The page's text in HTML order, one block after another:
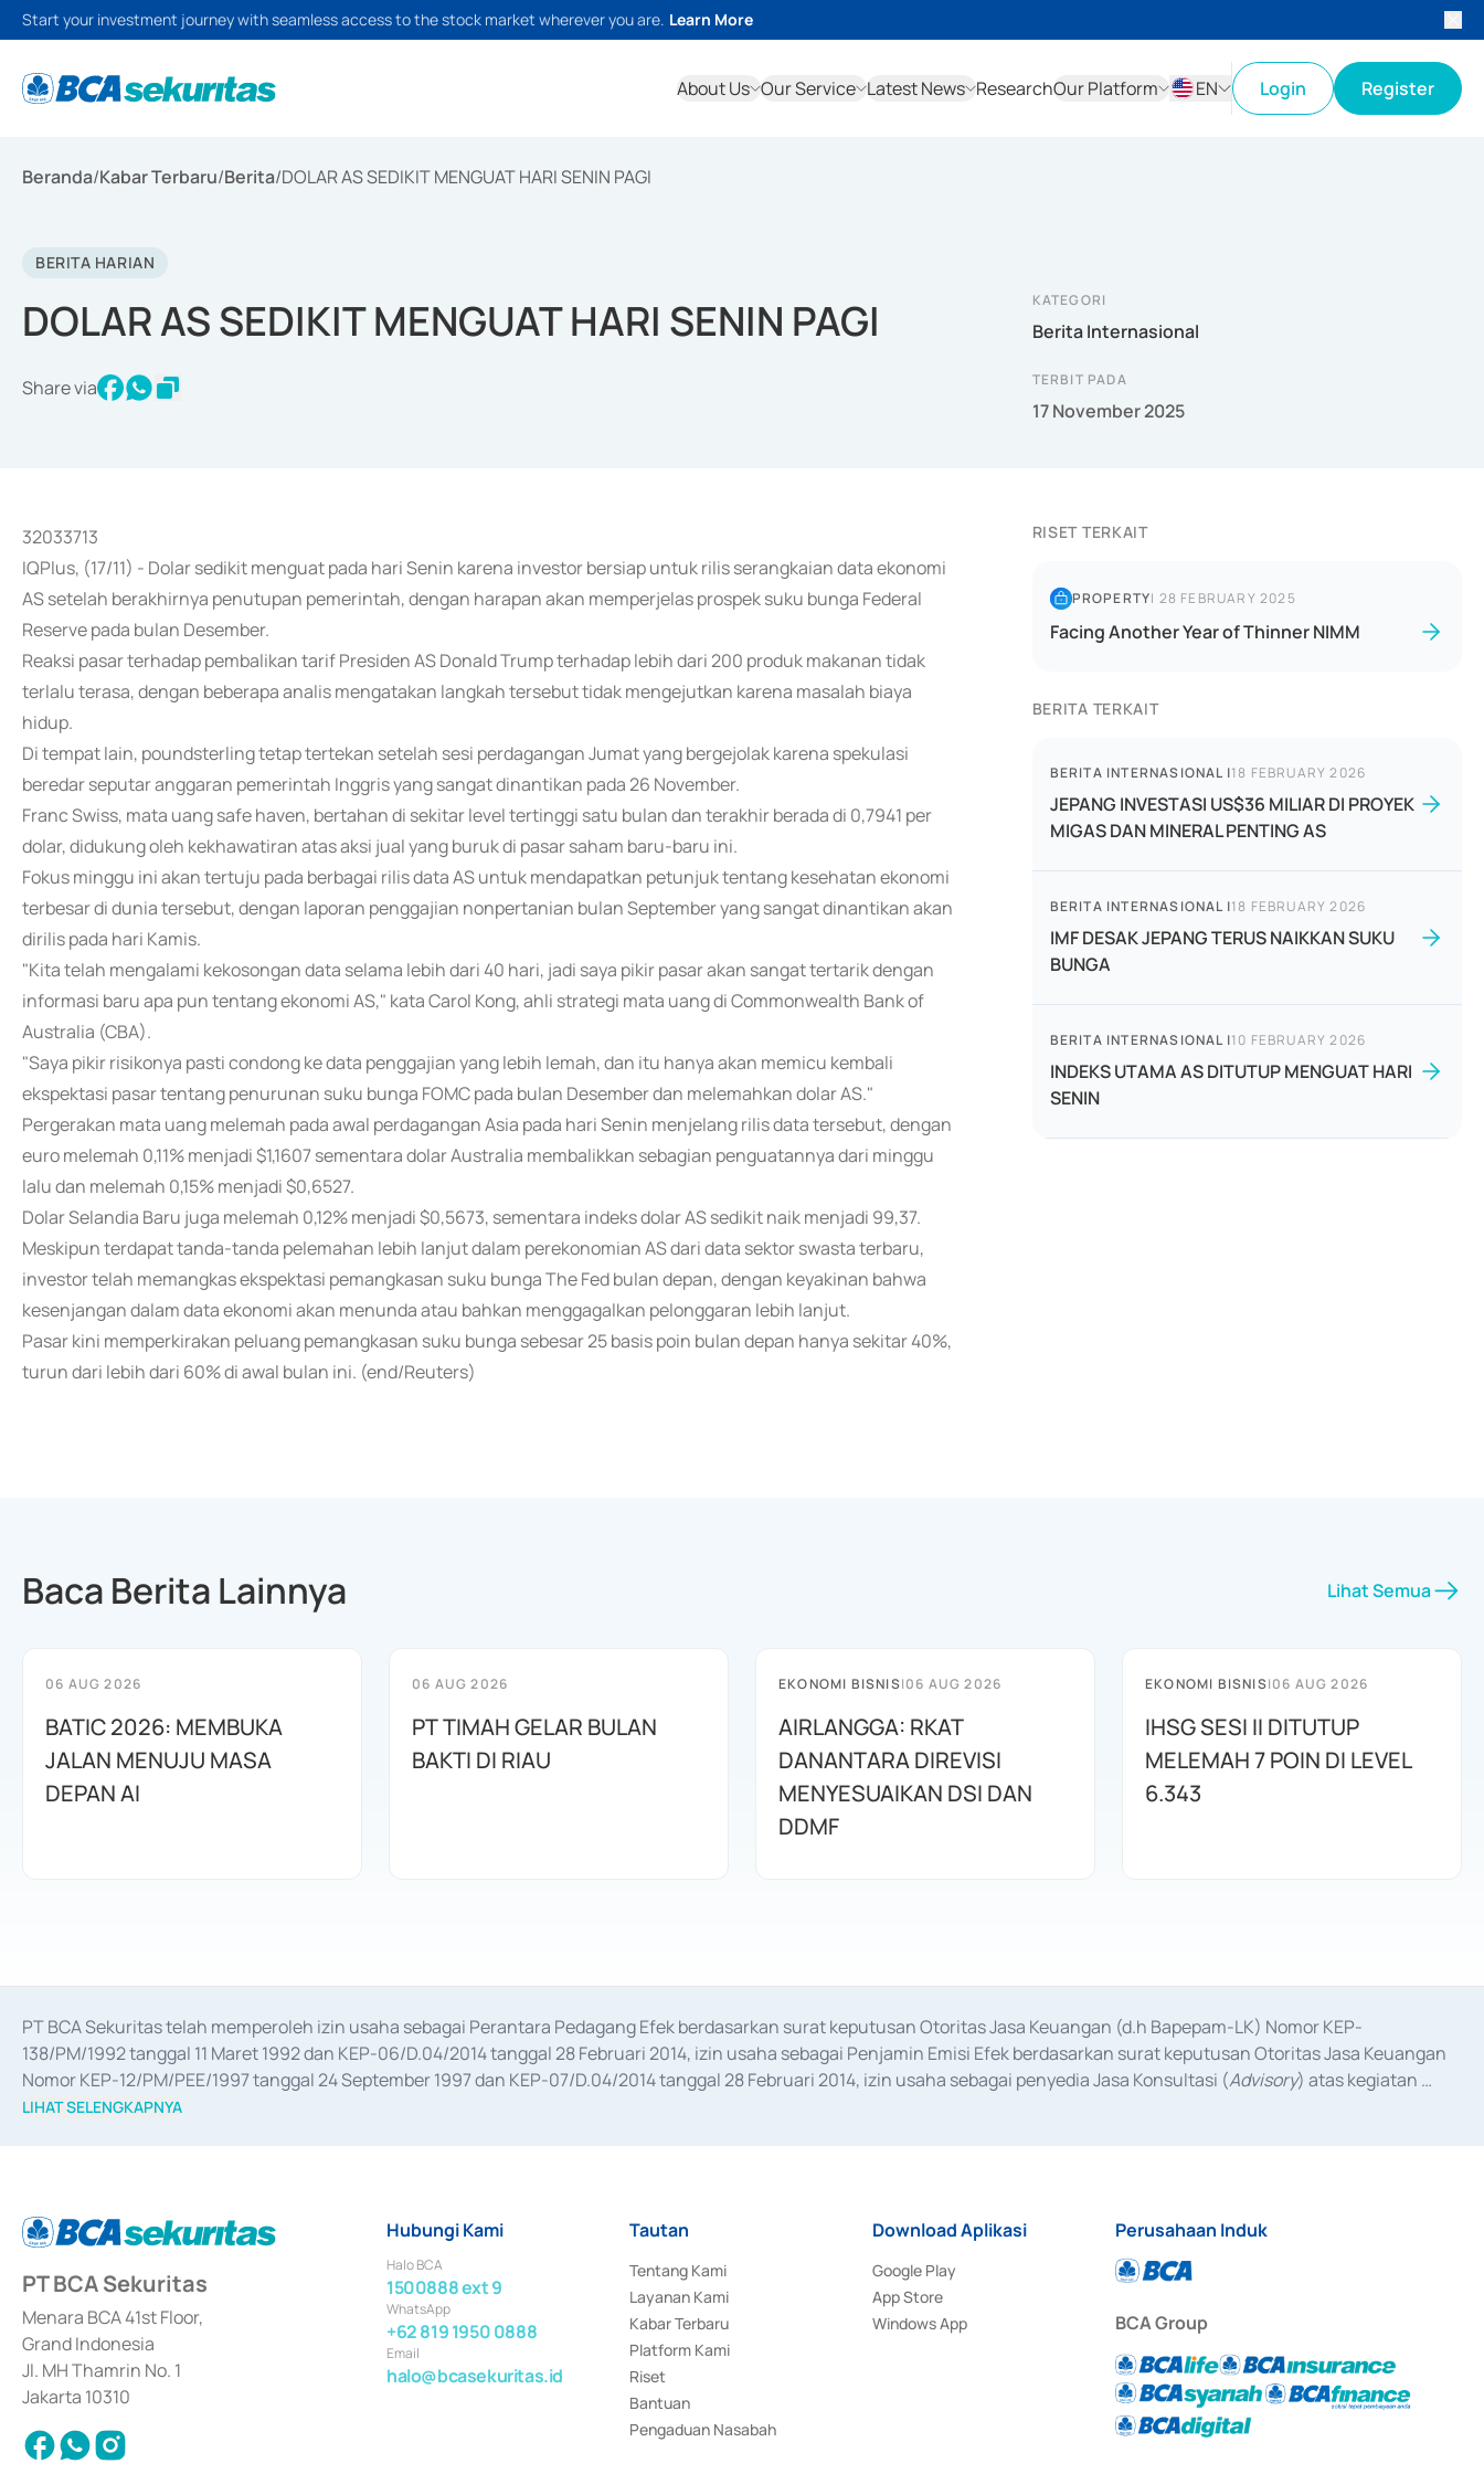
Start your investment journey with seamless access to the stock market wherever you are. Learn More
About Us Our Service Latest News ResearchOur Platform
EN
Login Register
Beranda/Kabar Terbaru/Berita/DOLAR AS SEDIKIT MENGUAT HARI SENIN PAGI
BERITA HARIAN
DOLAR AS SEDIKIT MENGUAT HARI SENIN PAGI
Share via
KATEGORI
Berita Internasional
TERBIT PADA
17 November 2025
32033713
IQPlus, (17/11) - Dolar sedikit menguat pada hari Senin karena investor bersiap untuk rilis serangkaian data ekonomi
AS setelah berakhirnya penutupan pemerintah, dengan harapan akan memperjelas prospek suku bunga Federal
Reserve pada bulan Desember.
Reaksi pasar terhadap pembalikan tarif Presiden AS Donald Trump terhadap lebih dari 200 produk makanan tidak
terlalu terasa, dengan beberapa analis mengatakan langkah tersebut tidak mengejutkan karena masalah biaya
hidup.
Di tempat lain, poundsterling tetap tertekan setelah sesi perdagangan Jumat yang bergejolak karena spekulasi
beredar seputar anggaran pemerintah Inggris yang sangat dinantikan pada 26 November.
Franc Swiss, mata uang safe haven, bertahan di sekitar level tertinggi satu bulan dan terakhir berada di 0,7941 per
dolar, didukung oleh kekhawatiran atas aksi jual yang buruk di pasar saham baru-baru ini.
Fokus minggu ini akan tertuju pada berbagai rilis data AS untuk mendapatkan petunjuk tentang kesehatan ekonomi
terbesar di dunia tersebut, dengan laporan penggajian nonpertanian bulan September yang sangat dinantikan akan
dirilis pada hari Kamis.
"Kita telah mengalami kekosongan data selama lebih dari 40 hari, jadi saya pikir pasar akan sangat tertarik dengan
informasi baru apa pun tentang ekonomi AS," kata Carol Kong, ahli strategi mata uang di Commonwealth Bank of
Australia (CBA).
"Saya pikir risikonya pasti condong ke data penggajian yang lebih lemah, dan itu hanya akan memicu kembali
ekspektasi pasar tentang penurunan suku bunga FOMC pada bulan Desember dan melemahkan dolar AS."
Pergerakan mata uang melemah pada awal perdagangan Asia pada hari Senin menjelang rilis data tersebut, dengan
euro melemah 0,11% menjadi $1,1607 sementara dolar Australia membalikkan sebagian penguatannya dari minggu
lalu dan melemah 0,15% menjadi $0,6527.
Dolar Selandia Baru juga melemah 0,12% menjadi $0,5673, sementara indeks dolar AS sedikit naik menjadi 99,37.
Meskipun terdapat tanda-tanda pelemahan lebih lanjut dalam perekonomian AS dari data sektor swasta terbaru,
investor telah memangkas ekspektasi pemangkasan suku bunga The Fed bulan depan, dengan keyakinan bahwa
kesenjangan dalam data ekonomi akan menunda atau bahkan menggagalkan pelonggaran lebih lanjut.
Pasar kini memperkirakan peluang pemangkasan suku bunga sebesar 25 basis poin bulan depan hanya sekitar 40%,
turun dari lebih dari 60% di awal bulan ini. (end/Reuters)
RISET TERKAIT
PROPERTY| 28 FEBRUARY 2025
Facing Another Year of Thinner NIMM
BERITA TERKAIT
BERITA INTERNASIONAL |18 FEBRUARY 2026
JEPANG INVESTASI US$36 MILIAR DI PROYEK
MIGAS DAN MINERAL PENTING AS
BERITA INTERNASIONAL |18 FEBRUARY 2026
IMF DESAK JEPANG TERUS NAIKKAN SUKU
BUNGA
BERITA INTERNASIONAL |10 FEBRUARY 2026
INDEKS UTAMA AS DITUTUP MENGUAT HARI
SENIN
Baca Berita Lainnya Lihat Semua
06 AUG 2026
BATIC 2026: MEMBUKA
JALAN MENUJU MASA
DEPAN AI
06 AUG 2026
PT TIMAH GELAR BULAN
BAKTI DI RIAU
EKONOMI BISNIS|06 AUG 2026
AIRLANGGA: RKAT
DANANTARA DIREVISI
MENYESUAIKAN DSI DAN
DDMF
EKONOMI BISNIS|06 AUG 2026
IHSG SESI II DITUTUP
MELEMAH 7 POIN DI LEVEL
6.343
PT BCA Sekuritas telah memperoleh izin usaha sebagai Perantara Pedagang Efek berdasarkan surat keputusan Otoritas Jasa Keuangan (d.h Bapepam-LK) Nomor KEP-
138/PM/1992 tanggal 11 Maret 1992 dan KEP-06/D.04/2014 tanggal 28 Februari 2014, izin usaha sebagai Penjamin Emisi Efek berdasarkan surat keputusan Otoritas Jasa Keuangan
Nomor KEP-12/PM/PEE/1997 tanggal 24 September 1997 dan KEP-07/D.04/2014 tanggal 28 Februari 2014, izin usaha sebagai penyedia Jasa Konsultasi (Advisory) atas kegiatan
merger, akuisisi, divestasi, dan
LIHAT SELENGKAPNYA
PT BCA Sekuritas
Menara BCA 41st Floor,
Grand Indonesia
Jl. MH Thamrin No. 1
Jakarta 10310
Hubungi Kami
Halo BCA
1500888 ext 9
WhatsApp
+62 819 1950 0888
Email
halo@bcasekuritas.id
Tautan
Tentang Kami
Layanan Kami
Kabar Terbaru
Platform Kami
Riset
Bantuan
Pengaduan Nasabah
Download Aplikasi
Google Play
App Store
Windows App
Perusahaan Induk
BCA Group